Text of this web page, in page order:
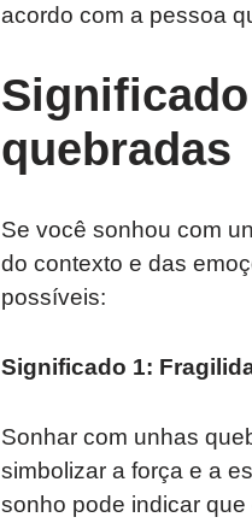
acordo com a pessoa
quebradas
Se você sonhou com
do contexto e das
possíveis:
Significado 1:
Sonhar com unhas
simbolizar a força e a
sonho pode indicar